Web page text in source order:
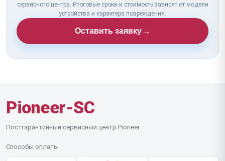
сервисного центра. Итоговые сроки и стоимость зависят от модели
устройства и характера повреждения.
Оставить заявку→
Pioneer-SC
Постгарантийный сервисный центр Pioneer
Способы оплаты